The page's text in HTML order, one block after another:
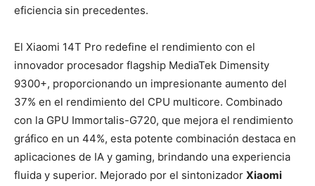
eficiencia sin precedentes.
El Xiaomi 14T Pro redefine el rendimiento con el
innovador procesador flagship MediaTek Dimensity
9300+, proporcionando un impresionante aumento del
37% en el rendimiento del CPU multicore. Combinado
con la GPU Immortalis-G720, que mejora el rendimiento
gráfico en un 44%, esta potente combinación destaca en
aplicaciones de IA y gaming, brindando una experiencia
fluida y superior. Mejorado por el sintonizador Xiaomi